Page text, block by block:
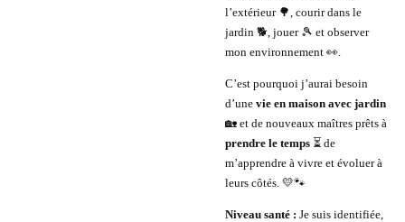
l’extérieur 🌳, courir dans le
jardin 🐕, jouer 🎾 et observer
mon environnement 👀.
C’est pourquoi j’aurai besoin
d’une vie en maison avec jardin
🏡 et de nouveaux maîtres prêts à
prendre le temps ⏳ de
m’apprendre à vivre et évoluer à
leurs côtés. 💛🐾
Niveau santé : Je suis identifiée,